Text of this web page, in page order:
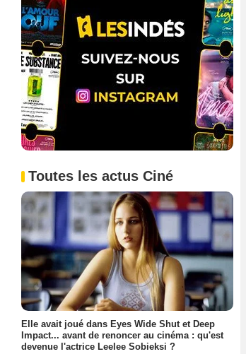
Toutes les actus Ciné
Elle avait joué dans Eyes Wide Shut et Deep
Impact... avant de renoncer au cinéma : qu'est
devenue l'actrice Leelee Sobieksi ?